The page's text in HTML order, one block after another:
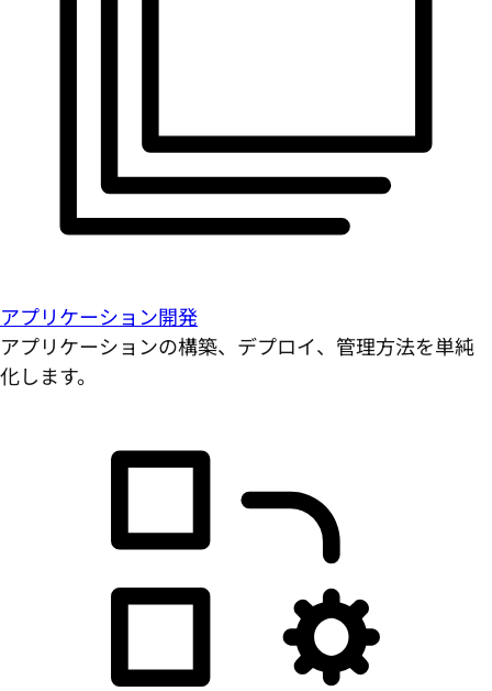
アプリケーション開発
アプリケーションの構築、デプロイ、管理方法を単純
化します。